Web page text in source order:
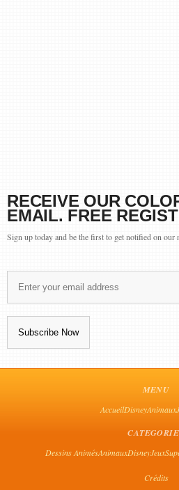
RECEIVE OUR
EMAIL. FREE
Sign up today and be the first to get notified on our
MENU
AccueilDisneyAnimaux
Dessins AnimésAnimauxDisneyJeux
Crédits